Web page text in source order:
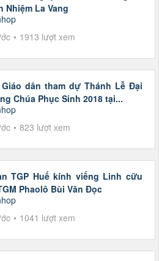
Nhiệm La Vang
1913 lượt xem
dân tham dự Thánh Lễ Đại
Chúa Phục Sinh 2018 tại...
823 lượt xem
TGP Huế kính viếng Linh cữu
Phaolô Bùi Văn Đọc
1041 lượt xem